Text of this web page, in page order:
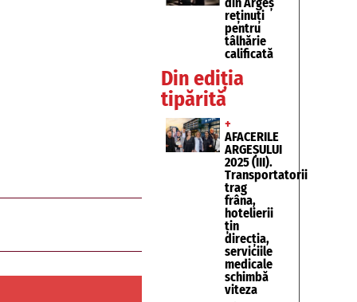
reținuți
pentru
tâlhărie
calificată
Din ediția
tipărită
+
AFACERILE
ARGEȘULUI
2025 (III).
Transportatorii
trag
frâna,
hotelierii
țin
direcția,
serviciile
medicale
schimbă
viteza